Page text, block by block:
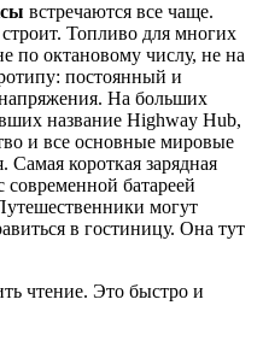
встречаются все чаще.
Топливо для многих
по октановому числу, не на
постоянный и
На больших
название Highway Hub,
и все основные мировые
короткая зарядная
батареей
могут
в гостиницу. Она тут
чтение. Это быстро и